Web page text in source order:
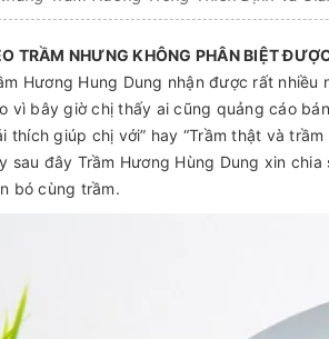
TRẦM NHƯNG KHÔNG PHÂN BIỆT
Hương Hung Dung nhận được rất
vì bây giờ chị thấy ai cũng quảng cáo
thích giúp chị với” hay “Trầm thật và
sau đây Trầm Hương Hùng Dung xin
bó cùng trầm.